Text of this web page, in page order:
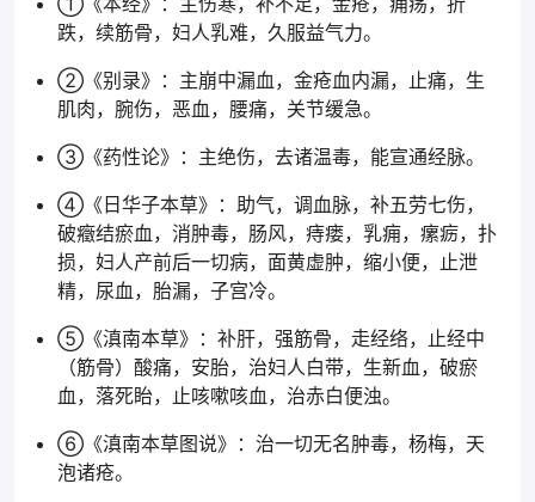
跌，续筋骨，妇人乳难，久服益气力。
②《别录》：主崩中漏血，金疮血内漏，止痛，生
肌肉，腕伤，恶血，腰痛，关节缓急。
③《药性论》：主绝伤，去诸温毒，能宣通经脉。
④《日华子本草》：助气，调血脉，补五劳七伤，
破癥结瘀血，消肿毒，肠风，痔瘘，乳痈，瘰疬，扑
损，妇人产前后一切病，面黄虚肿，缩小便，止泄
精，尿血，胎漏，子宫冷。
⑤《滇南本草》：补肝，强筋骨，走经络，止经中
（筋骨）酸痛，安胎，治妇人白带，生新血，破瘀
血，落死眙，止咳嗽咳血，治赤白便浊。
⑥《滇南本草图说》：治一切无名肿毒，杨梅，天
泡诸疮。